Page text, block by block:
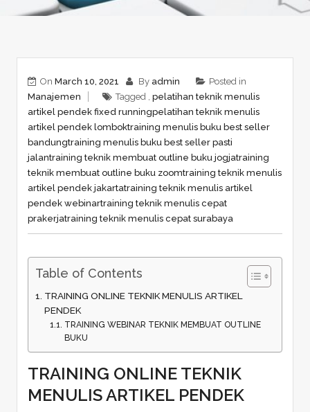
On March 10, 2021 By admin
Posted in
Manajemen
Tagged , pelatihan teknik menulis
artikel pendek fixed runningpelatihan teknik menulis
artikel pendek lomboktraining menulis buku best seller
bandungtraining menulis buku best seller pasti
jalantraining teknik membuat outline buku jogjatraining
teknik membuat outline buku zoomtraining teknik menulis
artikel pendek jakartatraining teknik menulis artikel
pendek webinartraining teknik menulis cepat
prakerjatraining teknik menulis cepat surabaya
Table of Contents
TRAINING ONLINE TEKNIK MENULIS ARTIKEL
PENDEK
TRAINING WEBINAR TEKNIK MEMBUAT OUTLINE
BUKU
TRAINING ONLINE TEKNIK
MENULIS ARTIKEL PENDEK